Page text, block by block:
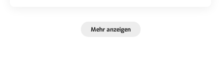
Mehr anzeigen